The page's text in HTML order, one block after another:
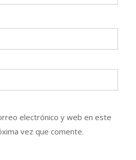
electrónico y web en este
vez que comente.